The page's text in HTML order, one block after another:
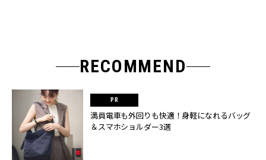
RECOMMEND
満員電車も外回りも快適！身軽になれるバッグ
＆スマホショルダー3選